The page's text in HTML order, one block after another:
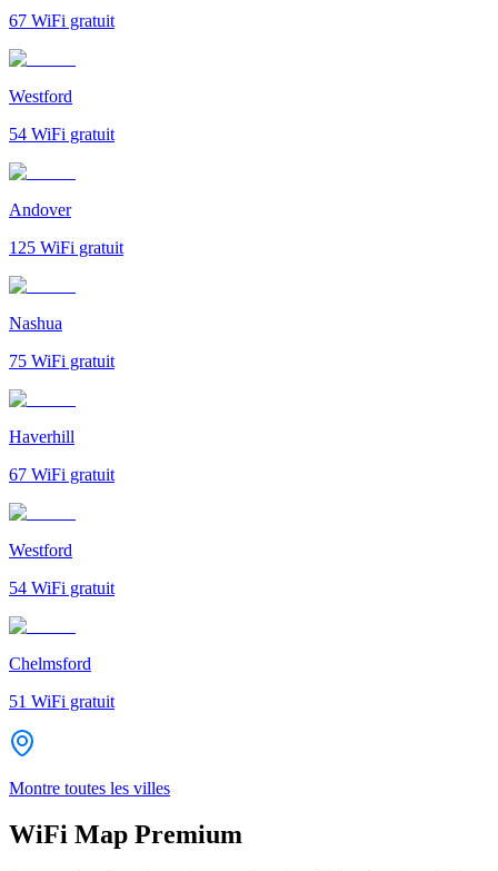
67 WiFi gratuit
Westford
54 WiFi gratuit
Andover
125 WiFi gratuit
Nashua
75 WiFi gratuit
Haverhill
67 WiFi gratuit
Westford
54 WiFi gratuit
Chelmsford
51 WiFi gratuit
Montre toutes les villes
WiFi Map Premium